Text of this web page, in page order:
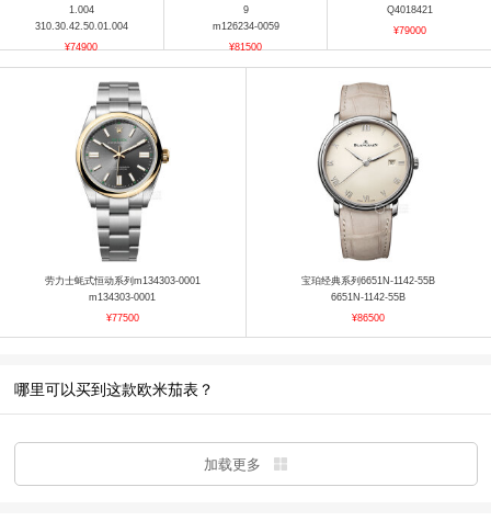
1.004
310.30.42.50.01.004
¥74900
9
m126234-0059
¥81500
Q4018421
¥79000
劳力士蚝式恒动系列m134303-0001
m134303-0001
¥77500
宝珀经典系列6651N-1142-55B
6651N-1142-55B
¥86500
哪里可以买到这款欧米茄表？
加载更多